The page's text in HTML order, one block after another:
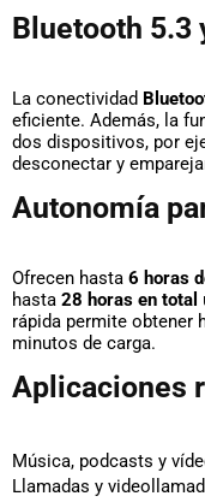
Bluetooth 5.3
La conectividad
eficiente. Además, la
dos dispositivos, por
desconectar y
Autonomía
Ofrecen hasta 6 horas
hasta 28 horas en total
rápida permite obtener
minutos de carga.
Aplicaciones
Música, podcasts y
Llamadas y